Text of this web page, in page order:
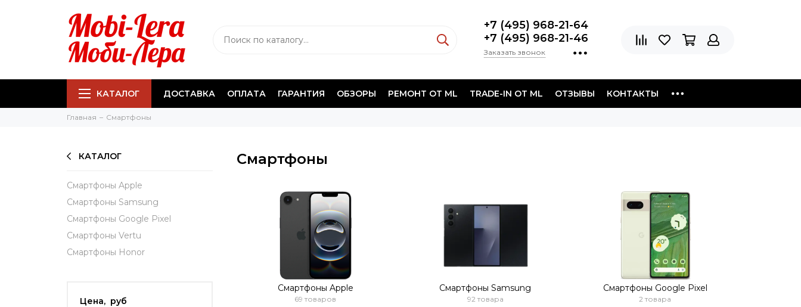
+7 (495) 968-21-64
+7 (495) 968-21-46
Заказать звонок
КАТАЛОГ ДОСТАВКА ОПЛАТА ГАРАНТИЯ ОБЗОРЫ РЕМОНТ ОТ ML TRADE-IN ОТ ML ОТЗЫВЫ КОНТАКТЫ
Главная Смартфоны
КАТАЛОГ
Смартфоны Apple
Смартфоны Samsung
Смартфоны Google Pixel
Смартфоны Vertu
Смартфоны Honor
Цена, руб
Смартфоны
Смартфоны Apple
69 товаров
Смартфоны Samsung
92 товара
Смартфоны Google Pixel
2 товара